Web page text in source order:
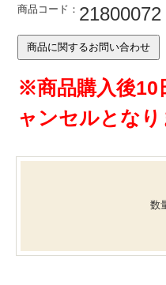
商品コード： 21800072
※商品購入後10
ャンセルとな
数